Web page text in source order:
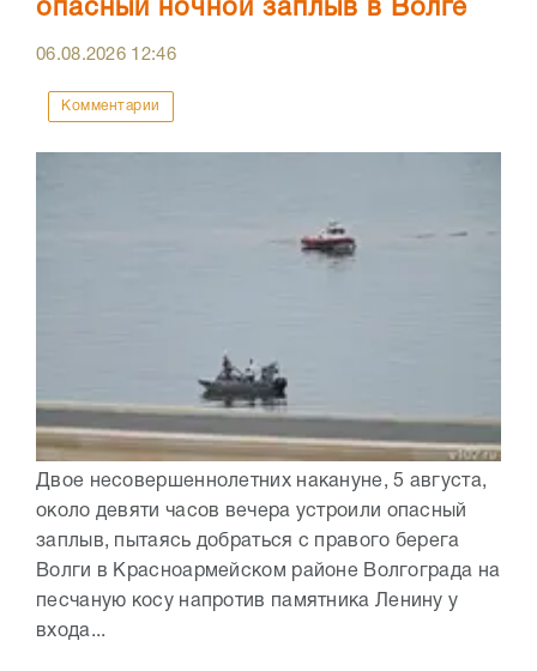
опасный ночной заплыв в Волге
06.08.2026 12:46
Комментарии
Двое несовершеннолетних накануне, 5 августа,
около девяти часов вечера устроили опасный
заплыв, пытаясь добраться с правого берега
Волги в Красноармейском районе Волгограда на
песчаную косу напротив памятника Ленину у
входа...